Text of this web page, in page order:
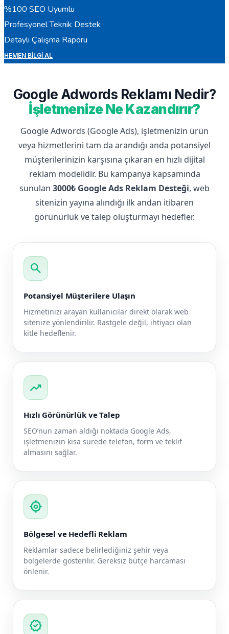
%100 SEO Uyumlu
Profesyonel Teknik Destek
Detaylı Çalışma Raporu
HEMEN BILGI AL
Google Adwords Reklamı Nedir?
İşletmenize Ne Kazandırır?
Google Adwords (Google Ads), işletmenizin ürün
veya hizmetlerini tam da arandığı anda potansiyel
müşterilerinizin karşısına çıkaran en hızlı dijital
reklam modelidir. Bu kampanya kapsamında
sunulan 3000₺ Google Ads Reklam Desteği, web
sitenizin yayına alındığı ilk andan itibaren
görünürlük ve talep oluşturmayı hedefler.
search
Potansiyel Müşterilere Ulaşın
Hizmetinizi arayan kullanıcılar direkt olarak web
sitenize yönlendirilir. Rastgele değil, ihtiyacı olan
kitle hedeflenir.
trending_up
Hızlı Görünürlük ve Talep
SEO’nun zaman aldığı noktada Google Ads,
işletmenizin kısa sürede telefon, form ve teklif
almasını sağlar.
my_location
Bölgesel ve Hedefli Reklam
Reklamlar sadece belirlediğiniz şehir veya
bölgelerde gösterilir. Gereksiz bütçe harcaması
önlenir.
verified